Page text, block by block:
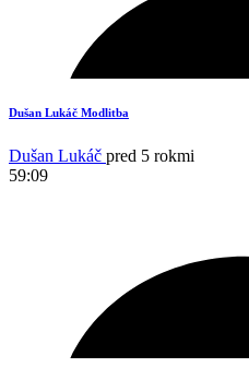
5
Dušan Lukáč Modlitba
Dušan Lukáč pred 5 rokmi
59:09